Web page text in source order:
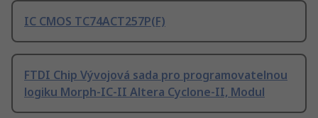
IC CMOS TC74ACT257P(F)
FTDI Chip Vývojová sada pro programovatelnou
logiku Morph-IC-II Altera Cyclone-II, Modul